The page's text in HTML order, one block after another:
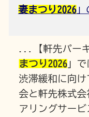
妻まつり2026」
...【軒先パー
まつり2026」で
渋滞緩和に向
会と軒先株式会
アリングサー